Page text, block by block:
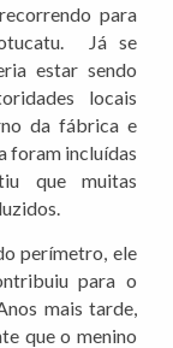
para
Já se
estar sendo
locais
da fábrica e
foram incluídas
que muitas
perímetro, ele
para o
mais tarde,
que o menino